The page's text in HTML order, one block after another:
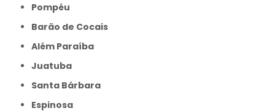
Pompéu
Barão de Cocais
Além Paraíba
Juatuba
Santa Bárbara
Espinosa